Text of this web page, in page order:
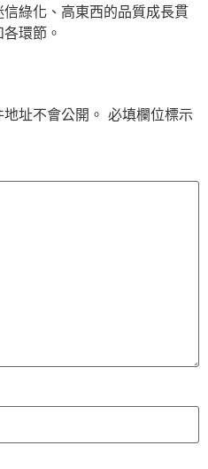
綠化、高東西的品質成長貫
環節。
址不會公開。 必填欄位標示